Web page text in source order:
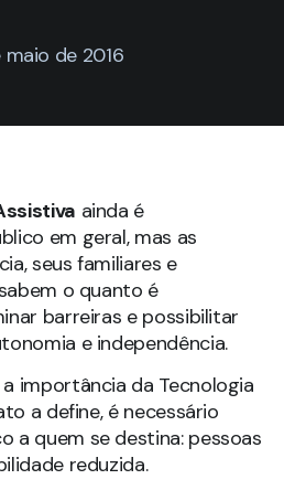
maio de 2016
ainda é
em geral, mas as
seus familiares e
o quanto é
barreiras e possibilitar
e independência.
importância da Tecnologia
a define, é necessário
a quem se destina: pessoas
reduzida.